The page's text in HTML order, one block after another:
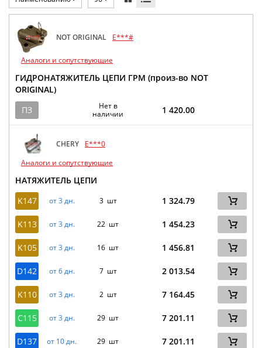
NOT ORIGINAL E***#
Аналоги и сопутствующие
ГИДРОНАТЯЖИТЕЛЬ ЦЕПИ ГРМ (произ-во NOT
ORIGINAL)
ПЗ
Нет в
наличии
1 420.00
CHERY
E***0
Аналоги и сопутствующие
НАТЯЖИТЕЛЬ ЦЕПИ
K147
от 3 дн. 3 шт 1 324.79
K113 от 3 дн. 22 шт 1 454.23
K105 от 3 дн. 16 шт 1 456.81
D142 от 6 дн. 7 шт 2 013.54
K110 от 3 дн. 2 шт 7 164.45
C115 от 3 дн. 29 шт 7 201.11
D137 от 10 дн. 29 шт 7 201.11